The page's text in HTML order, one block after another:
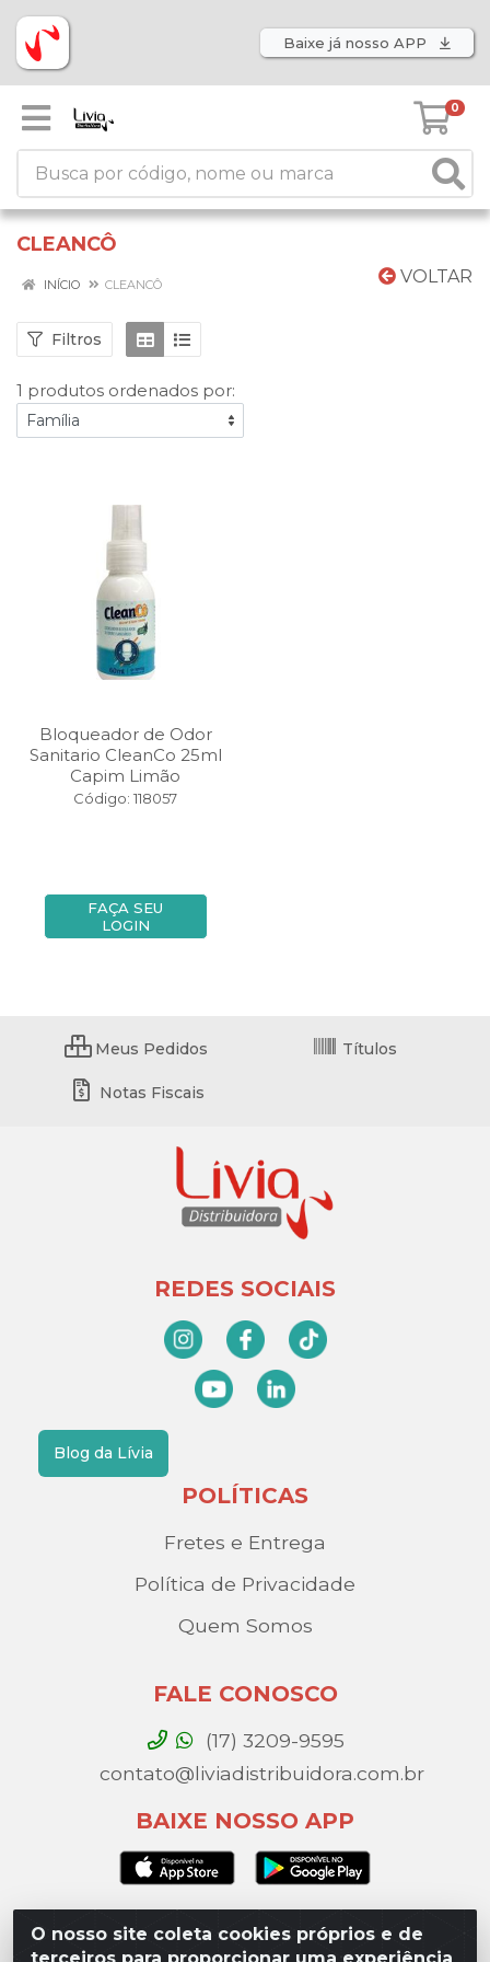
Baixe já nosso APP
0
CLEANCÔ
VOLTAR
INÍCIO CLEANCÔ
Filtros
1 produtos ordenados por:
Bloqueador de Odor
Sanitario CleanCo 25ml
Capim Limão
Código: 118057
FAÇA SEU
LOGIN
O nosso site coleta cookies próprios e de
Meus Pedidos Títulos
Notas Fiscais
REDES SOCIAIS
Blog da Lívia
POLÍTICAS
Fretes e Entrega
Política de Privacidade
Quem Somos
FALE CONOSCO
(17) 3209-9595
contato@liviadistribuidora.com.br
BAIXE NOSSO APP
Lívia Distribuidora - Av. Percy Gandini, 329 – Vila